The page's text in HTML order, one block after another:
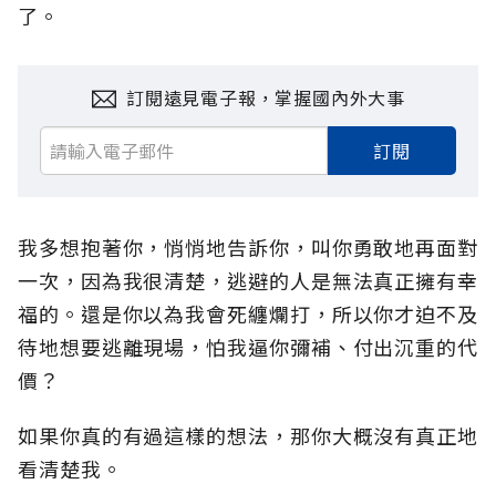
了。
訂閱遠見電子報，掌握國內外大事
訂閱
我多想抱著你，悄悄地告訴你，叫你勇敢地再面對
一次，因為我很清楚，逃避的人是無法真正擁有幸
福的。還是你以為我會死纏爛打，所以你才迫不及
待地想要逃離現場，怕我逼你彌補、付出沉重的代
價？
如果你真的有過這樣的想法，那你大概沒有真正地
看清楚我。